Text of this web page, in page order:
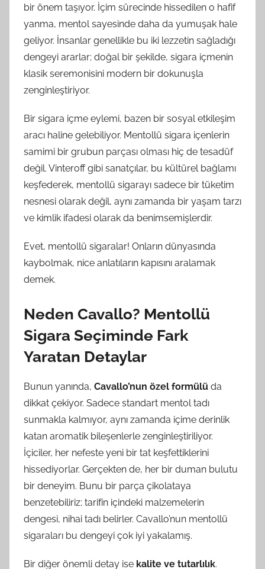
bir önem taşıyor. İçim sürecinde hissedilen o hafif
yanma, mentol sayesinde daha da yumuşak hale
geliyor. İnsanlar genellikle bu iki lezzetin sağladığı
dengeyi ararlar; doğal bir şekilde, sigara içmenin
klasik seremonisini modern bir dokunuşla
zenginleştiriyor.
Bir sigara içme eylemi, bazen bir sosyal etkileşim
aracı haline gelebiliyor. Mentollü sigara içenlerin
samimi bir grubun parçası olması hiç de tesadüf
değil. Vinteroff gibi sanatçılar, bu kültürel bağlamı
keşfederek, mentollü sigarayı sadece bir tüketim
nesnesi olarak değil, aynı zamanda bir yaşam tarzı
ve kimlik ifadesi olarak da benimsemişlerdir.
Evet, mentollü sigaralar! Onların dünyasında
kaybolmak, nice anlatıların kapısını aralamak
demek.
Neden Cavallo? Mentollü
Sigara Seçiminde Fark
Yaratan Detaylar
Bunun yanında, Cavallo’nun özel formülü da
dikkat çekiyor. Sadece standart mentol tadı
sunmakla kalmıyor, aynı zamanda içime derinlik
katan aromatik bileşenlerle zenginleştiriliyor.
İçiciler, her nefeste yeni bir tat keşfettiklerini
hissediyorlar. Gerçekten de, her bir duman bulutu
bir deneyim. Bunu bir parça çikolataya
benzetebiliriz; tarifin içindeki malzemelerin
dengesi, nihai tadı belirler. Cavallo’nun mentollü
sigaraları bu dengeyi çok iyi yakalamış.
Bir diğer önemli detay ise kalite ve tutarlılık.